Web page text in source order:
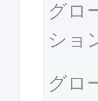
グロ
ショ
グロ